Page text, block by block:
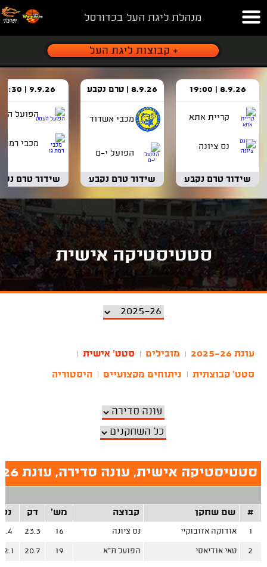
מנהלת ליגת העל בכדורסל
8.9.26 | 19:00
קריית אתא
נס ציונה
שידור טרם נקבע
8.9.26 | טרם נקבע
מכבי אשדוד
הפועל י-ם
שידור טרם נקבע
9.9.26 | 18:30
הפועל
מכבי רמת
שידור טרם
סטטיסטיקה אישית
עונת 2025-26 מובילים סטט' אישית
סטט' קבוצתית ניתוחים מקצועיים היסטוריה
סטטיסטיקה אישית, עונה סדירה, עונת 2025-26
# שם שחקן קבוצה מש' דק נק
1 אודוקה אזובוקיי נס ציונה 16
23.3
9.4
2 טאי אודיאסי הפועל ת"א 19
20.7
12.1